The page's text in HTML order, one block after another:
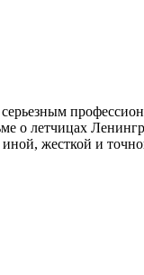
серьезным
о летчицах
жесткой и